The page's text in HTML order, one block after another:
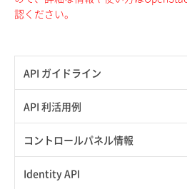
API ガイドライン
APIのご利用について
API 利活用例
APIでAPIサブユーザーを作成する
APIでVPSにISOイメージを挿入する
コントロールパネル情報
APIユーザーを作成する
Identity API
認ください。